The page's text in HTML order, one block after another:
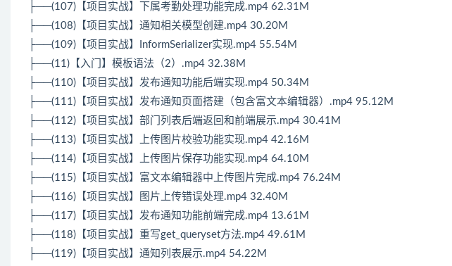
├──(107)【项目实战】下属考勤处理功能完成.mp4 62.31M
├──(108)【项目实战】通知相关模型创建.mp4 30.20M
├──(109)【项目实战】InformSerializer实现.mp4 55.54M
├──(11)【入门】模板语法（2）.mp4 32.38M
├──(110)【项目实战】发布通知功能后端实现.mp4 50.34M
├──(111)【项目实战】发布通知页面搭建（包含富文本编辑器）.mp4 95.12M
├──(112)【项目实战】部门列表后端返回和前端展示.mp4 30.41M
├──(113)【项目实战】上传图片校验功能实现.mp4 42.16M
├──(114)【项目实战】上传图片保存功能实现.mp4 64.10M
├──(115)【项目实战】富文本编辑器中上传图片完成.mp4 76.24M
├──(116)【项目实战】图片上传错误处理.mp4 32.40M
├──(117)【项目实战】发布通知功能前端完成.mp4 13.61M
├──(118)【项目实战】重写get_queryset方法.mp4 49.61M
├──(119)【项目实战】通知列表展示.mp4 54.22M